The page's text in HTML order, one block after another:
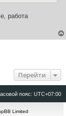
работа
Перейти
пояс: UTC+07:00
Limited